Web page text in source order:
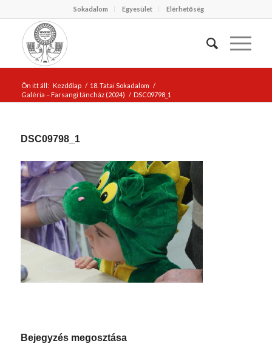
Sokadalom Egyesület Elérhetőség
Ön itt áll: Kezdőlap / 18. Tatai Sokadalom /
Galéria – Farsangi táncház (2024) / DSC09798_1
DSC09798_1
Bejegyzés megosztása